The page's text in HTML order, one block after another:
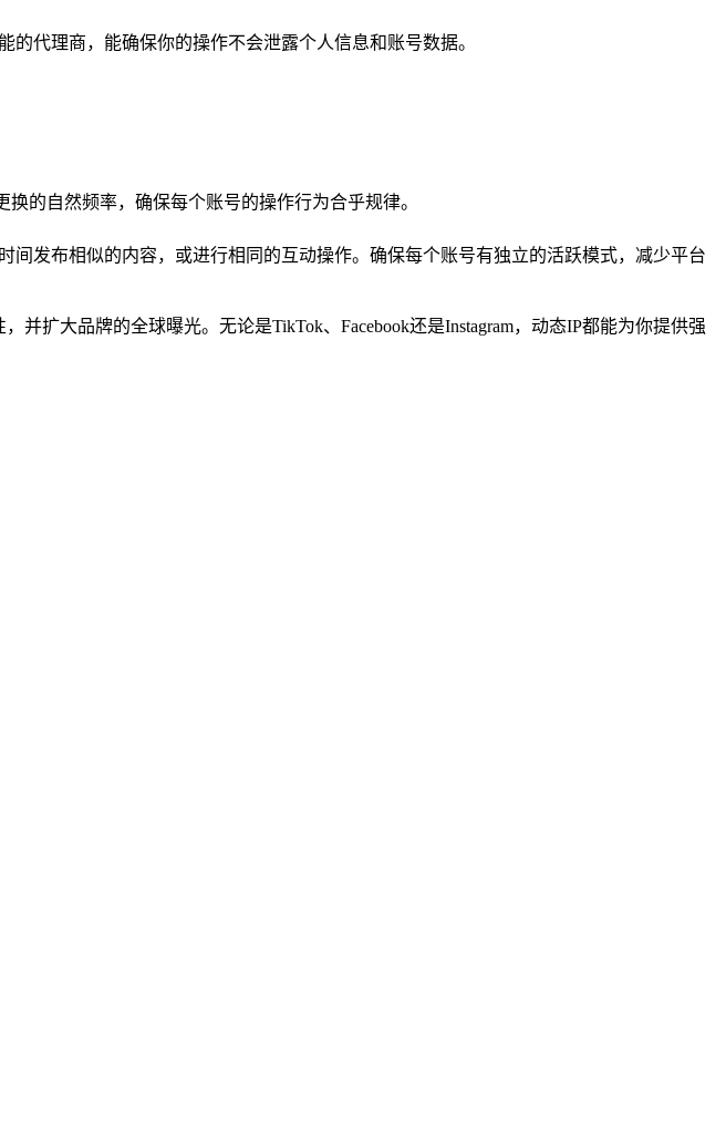
代理商，能确保你的操作不会泄露个人信息和账号数据。
的自然频率，确保每个账号的操作行为合乎规律。
发布相似的内容，或进行相同的互动操作。确保每个账号有独立的活跃模式，减少平台
扩大品牌的全球曝光。无论是TikTok、Facebook还是Instagram，动态IP都能为你提供强